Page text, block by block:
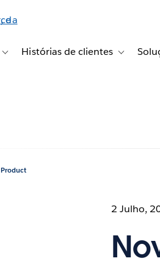
Toggle sub-navigation for Produtos
Histórias de clientes Toggle
Product
2 Julho,